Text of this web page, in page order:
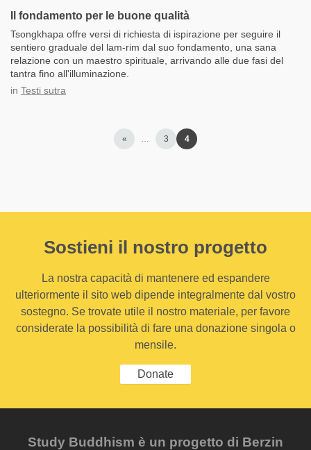
Il fondamento per le buone qualità
Tsongkhapa offre versi di richiesta di ispirazione per seguire il
sentiero graduale del lam-rim dal suo fondamento, una sana
relazione con un maestro spirituale, arrivando alle due fasi del
tantra fino all'illuminazione.
in Testi sutra
« … 3 4
Sostieni il nostro progetto
La nostra capacità di mantenere ed espandere
ulteriormente il sito web dipende integralmente dal vostro
sostegno. Se trovate utile il nostro materiale, per favore
considerate la possibilità di fare una donazione singola o
mensile.
Donate
Study Buddhism è un progetto di Berzin